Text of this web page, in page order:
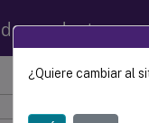
productos
Este
¿Quiere cambiar al